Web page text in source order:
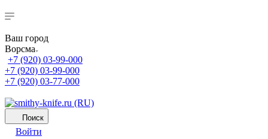
Ваш город
Ворсма
+7 (920) 03-99-000
+7 (920) 03-99-000
+7 (920) 03-77-000
Поиск
Войти